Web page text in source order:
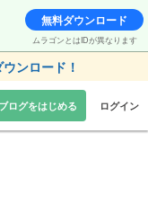
無料ダウンロード
ムラゴンとはIDが異なります
ンロード！
ブログをはじめる ログイン